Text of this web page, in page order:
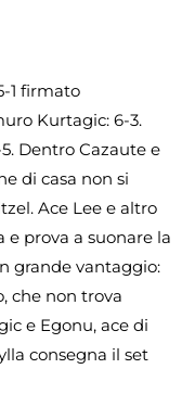
1 firmato
Kurtagic: 6-3.
Dentro Cazaute e
di casa non si
Ace Lee e altro
e prova a suonare la
grande vantaggio:
che non trova
e Egonu, ace di
consegna il set